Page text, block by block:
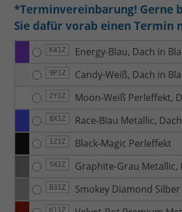
*Terminvereinbarung! Gerne
Sie dafür vorab einen Termin
K41Z Energy-Blau, Dach in
9P1Z Candy-Weiß, Dach in
2Y1Z Moon-Weiß Perleffekt,
8X1Z Race-Blau Metallic,
1Z1Z Black-Magic Perleffekt
5X1Z Graphite-Grau Metallic,
B31Z Smokey Diamond
K11Z